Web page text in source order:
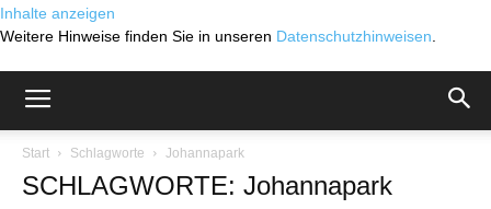
Inhalte anzeigen
Weitere Hinweise finden Sie in unseren Datenschutzhinweisen
Start Schlagworte Johannapark
SCHLAGWORTE: Johannapark